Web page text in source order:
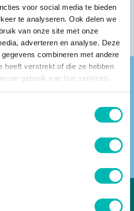
voor social media te bieden
te analyseren. Ook delen we
van onze site met onze
adverteren en analyse. Deze
combineren met andere
heeft verstrekt of die ze hebben
uw gebruik van hun services.
bij jou in de buurt